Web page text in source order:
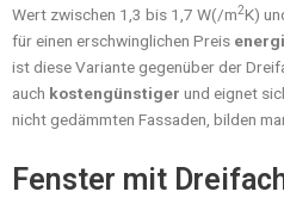
Wert zwischen 1,3 bis 1,7 W(/m2K)
für einen erschwinglichen Preis
ist diese Variante gegenüber der
auch kostengünstiger und eignet
nicht gedämmten Fassaden, bilden
Fenster mit